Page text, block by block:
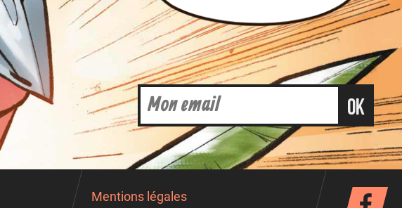
ok
Mentions légales